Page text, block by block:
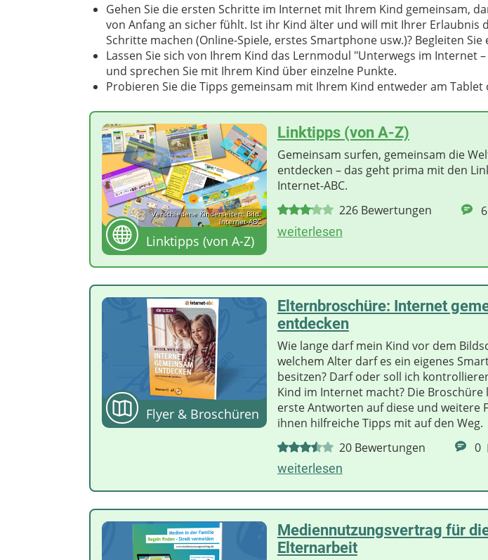
Gehen Sie die ersten Schritte im Internet mit Ihrem Kind gemeinsam,
von Anfang an sicher fühlt. Ist ihr Kind älter und will mit Ihrer Erlaubnis
Schritte machen (Online-Spiele, erstes Smartphone usw.)? Begleiten Sie
Lassen Sie sich von Ihrem Kind das Lernmodul "Unterwegs im Internet
und sprechen Sie mit Ihrem Kind über einzelne Punkte.
Probieren Sie die Tipps gemeinsam mit Ihrem Kind entweder am Tablet
Verschiedene Kinderseiten; Bild:
Internet-ABC
Linktipps (von A-Z)
Linktipps (von A-Z)
Gemeinsam surfen, gemeinsam die
entdecken – das geht prima mit den
Internet-ABC.
226 Bewertungen 6
weiterlesen
Flyer & Broschüren
Elternbroschüre: Internet
entdecken
Wie lange darf mein Kind vor dem
welchem Alter darf es ein eigenes
besitzen? Darf oder soll ich
Kind im Internet macht? Die Broschüre
erste Antworten auf diese und weitere
ihnen hilfreiche Tipps mit auf den Weg.
20 Bewertungen 0
weiterlesen
Mediennutzungsvertrag für
Elternarbeit